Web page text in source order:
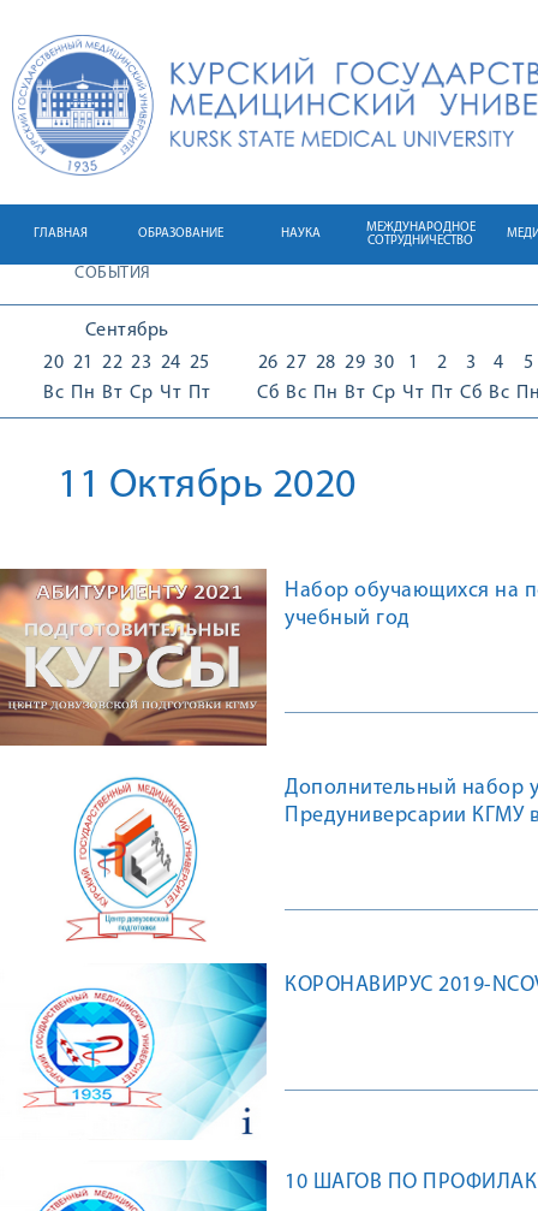
ГЛАВНАЯ ОБРАЗОВАНИЕ НАУКА
МЕЖДУНАРОДНОЕ
СОТРУДНИЧЕСТВО
СОБЫТИЯ
Сентябрь
20
Вс
21
Пн
22
Вт
23
Ср
24
Чт
25
Пт
26
Сб
27
Вс
28
Пн
29
Вт
30
Ср
1
Чт
2
Пт
3
Сб
4
Вс
5
11 Октябрь 2020
Набор обучающихся на
учебный год
Дополнительный набор
Предуниверсарии КГМУ
КОРОНАВИРУС 2019-
10 ШАГОВ ПО